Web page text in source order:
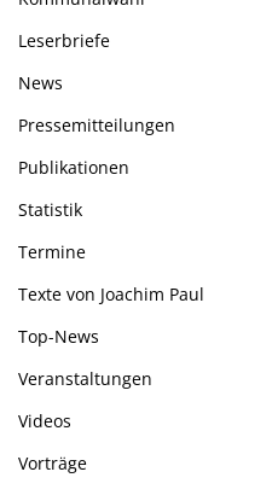
Leserbriefe
News
Pressemitteilungen
Publikationen
Statistik
Termine
Texte von Joachim Paul
Top-News
Veranstaltungen
Videos
Vorträge